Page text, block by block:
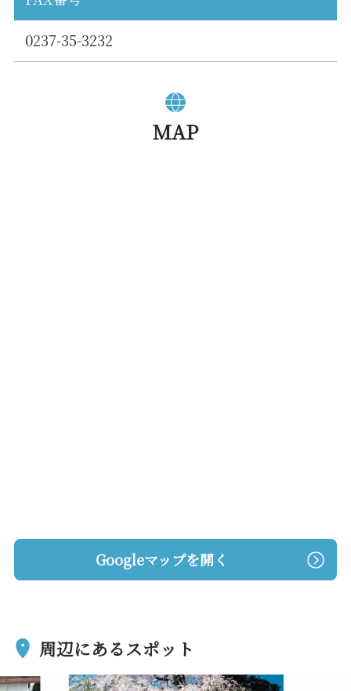
0237-35-3232
MAP
Googleマップを開く
周辺にあるスポット